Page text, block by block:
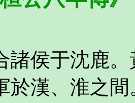
諸侯于沈鹿
於漢、淮之間